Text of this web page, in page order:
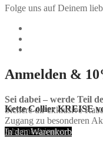
Kette Collier KREISE
In den Warenkorb
Folge uns auf Deinem
Anmelden &
Sei dabei – werde Teil
Sichere dir exklusive
Zugang zu besonderen
Abonnent:innen.